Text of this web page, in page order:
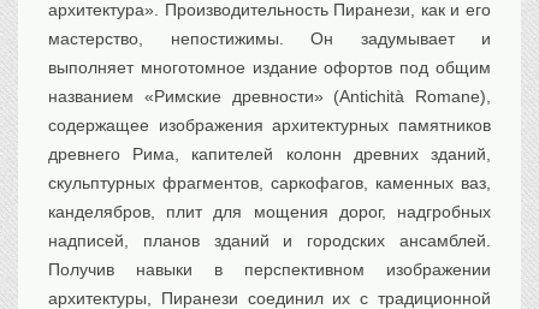
архитектура». Производительность Пиранези, как и его
мастерство, непостижимы. Он задумывает и
выполняет многотомное издание офортов под общим
названием «Римские древности» (Antichità Romane),
содержащее изображения архитектурных памятников
древнего Рима, капителей колонн древних зданий,
скульптурных фрагментов, саркофагов, каменных ваз,
канделябров, плит для мощения дорог, надгробных
надписей, планов зданий и городских ансамблей.
Получив навыки в перспективном изображении
архитектуры, Пиранези соединил их с традиционной